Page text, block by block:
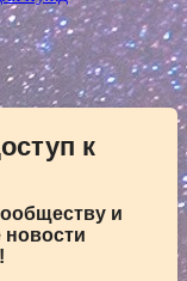
к
и
новости